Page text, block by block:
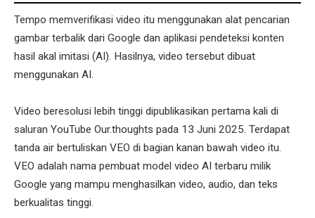
Tempo memverifikasi video itu menggunakan alat pencarian
gambar terbalik dari Google dan aplikasi pendeteksi konten
hasil akal imitasi (AI). Hasilnya, video tersebut dibuat
menggunakan AI.
Video beresolusi lebih tinggi dipublikasikan pertama kali di
saluran YouTube Our.thoughts pada 13 Juni 2025. Terdapat
tanda air bertuliskan VEO di bagian kanan bawah video itu.
VEO adalah nama pembuat model video AI terbaru milik
Google yang mampu menghasilkan video, audio, dan teks
berkualitas tinggi.